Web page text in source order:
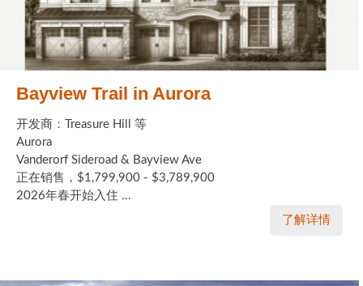
Bayview Trail in Aurora
开发商：Treasure Hill 等
Aurora
Vanderorf Sideroad & Bayview Ave
正在销售，$1,799,900 - $3,789,900
2026年春开始入住 ...
了解详情